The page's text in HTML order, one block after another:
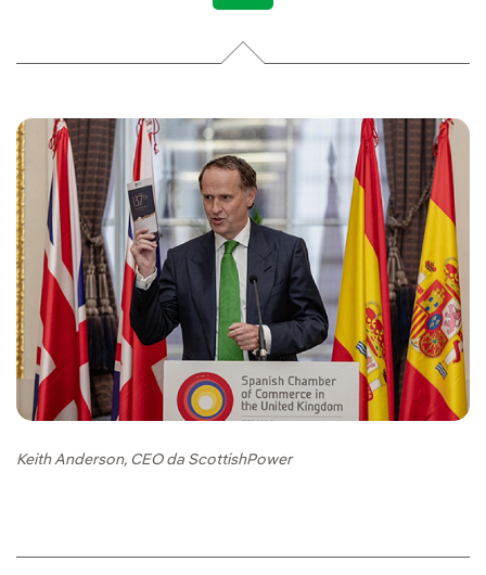
Keith Anderson, CEO da ScottishPower